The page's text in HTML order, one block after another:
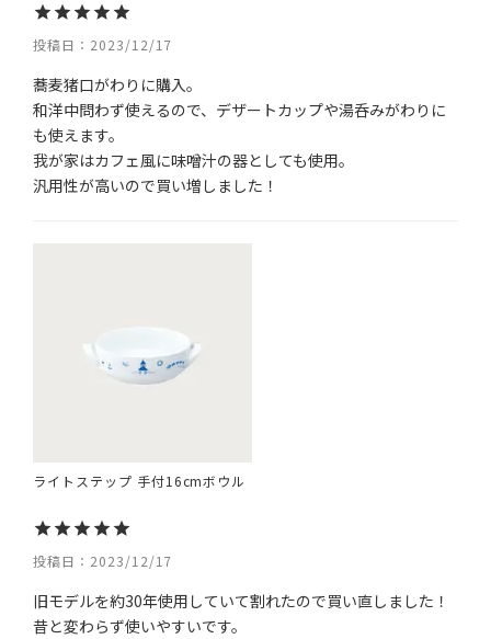
投稿日 2023/12/17
蕎麦猪口がわりに購入。
和洋中問わず使えるので、デザートカップや湯呑みがわりに
も使えます。
我が家はカフェ風に味噌汁の器としても使用。
汎用性が高いので買い増しました！
ライトステップ 手付16cmボウル
投稿日 2023/12/17
旧モデルを約30年使用していて割れたので買い直しました！
昔と変わらず使いやすいです。